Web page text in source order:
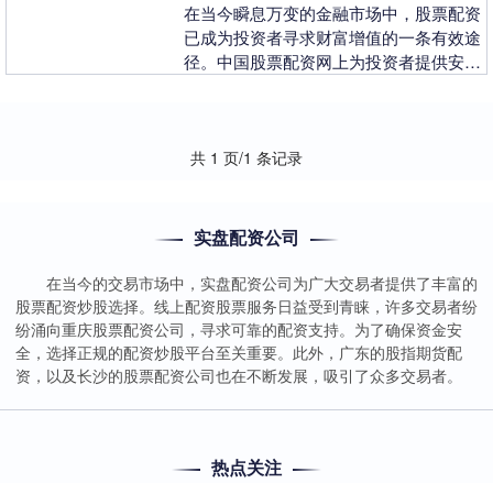
在当今瞬息万变的金融市场中，股票配资
已成为投资者寻求财富增值的一条有效途
径。中国股票配资网上为投资者提供安全
共 1 页/1 条记录
实盘配资公司
在当今的交易市场中，实盘配资公司为广大交易者提供了丰富的
股票配资炒股选择。线上配资股票服务日益受到青睐，许多交易者纷
纷涌向重庆股票配资公司，寻求可靠的配资支持。为了确保资金安
全，选择正规的配资炒股平台至关重要。此外，广东的股指期货配
资，以及长沙的股票配资公司也在不断发展，吸引了众多交易者。
热点关注